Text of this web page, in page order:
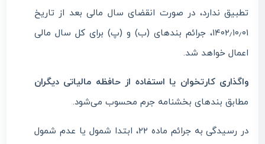
تطبیق ندارد، در صورت انقضای سال مالی بعد از تاریخ
۱۴۰۲٫۱۰٫۰۱، جرائم بندهای (ب) و (پ) برای کل سال مالی
اعمال خواهد شد.
واگذاری کارتخوان یا استفاده از حافظه مالیاتی دیگران
مطابق بندهای بخشنامه جرم محسوب می‌شود.
در رسیدگی به جرائم ماده ۲۲، ابتدا شمول یا عدم شمول